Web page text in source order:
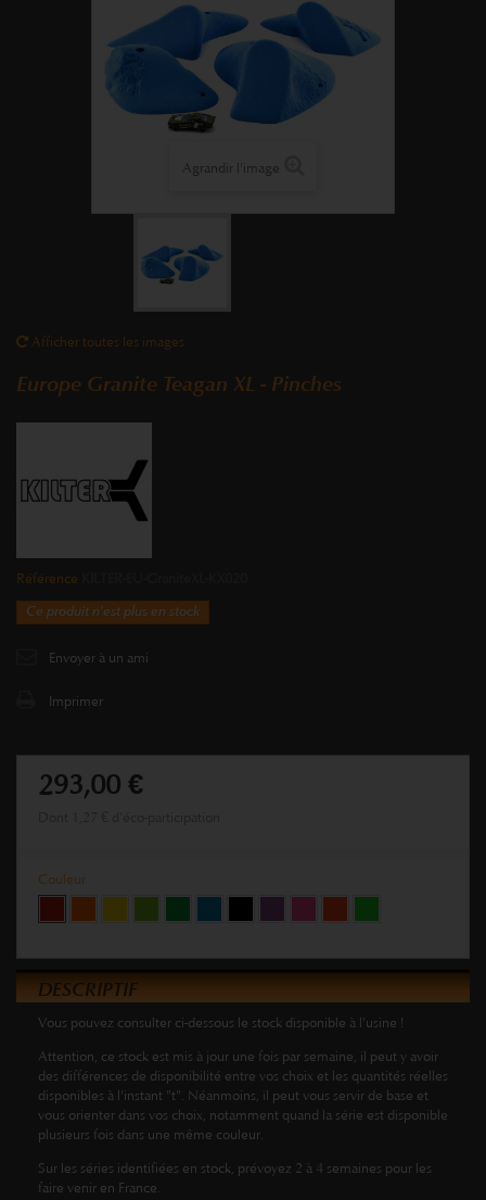
Agrandir l'image
Afficher toutes les images
Europe Granite Teagan XL - Pinches
Référence
Ce produit n'est plus en stock
Envoyer à un ami
Imprimer
293,00 €
Couleur
DESCRIPTIF
Vous pouvez consulter ci-dessous le stock disponible à l'usine !
Attention, ce stock est mis à jour une fois par semaine, il peut y avoir
des différences de disponibilité entre vos choix et les quantités réelles
disponibles à l'instant "t". Néanmoins, il peut vous servir de base et
vous orienter dans vos choix, notamment quand la série est disponible
plusieurs fois dans une même couleur.
Sur les séries identifiées en stock, prévoyez 2 à 4 semaines pour les
faire venir en France.